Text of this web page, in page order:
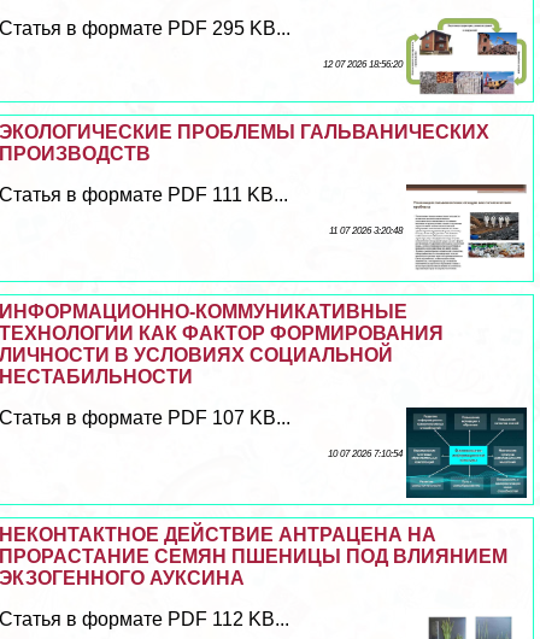
Статья в формате PDF 295 KB...
12 07 2026 18:56:20
ЭКОЛОГИЧЕСКИЕ ПРОБЛЕМЫ ГАЛЬВАНИЧЕСКИХ
ПРОИЗВОДСТВ
Статья в формате PDF 111 KB...
11 07 2026 3:20:48
ИНФОРМАЦИОННО-КОММУНИКАТИВНЫЕ
ТЕХНОЛОГИИ КАК ФАКТОР ФОРМИРОВАНИЯ
ЛИЧНОСТИ В УСЛОВИЯХ СОЦИАЛЬНОЙ
НЕСТАБИЛЬНОСТИ
Статья в формате PDF 107 KB...
10 07 2026 7:10:54
НЕКОНТАКТНОЕ ДЕЙСТВИЕ АНТРАЦЕНА НА
ПРОРАСТАНИЕ СЕМЯН ПШЕНИЦЫ ПОД ВЛИЯНИЕМ
ЭКЗОГЕННОГО АУКСИНА
Статья в формате PDF 112 KB...